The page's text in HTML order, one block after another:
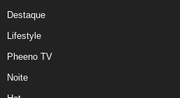
Destaque
Lifestyle
Pheeno TV
Noite